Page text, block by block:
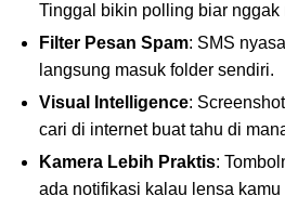
Tinggal bikin polling biar nggak
Filter Pesan Spam: SMS
langsung masuk folder sendiri.
Visual Intelligence:
cari di internet buat tahu di
Kamera Lebih Praktis:
ada notifikasi kalau lensa kamu